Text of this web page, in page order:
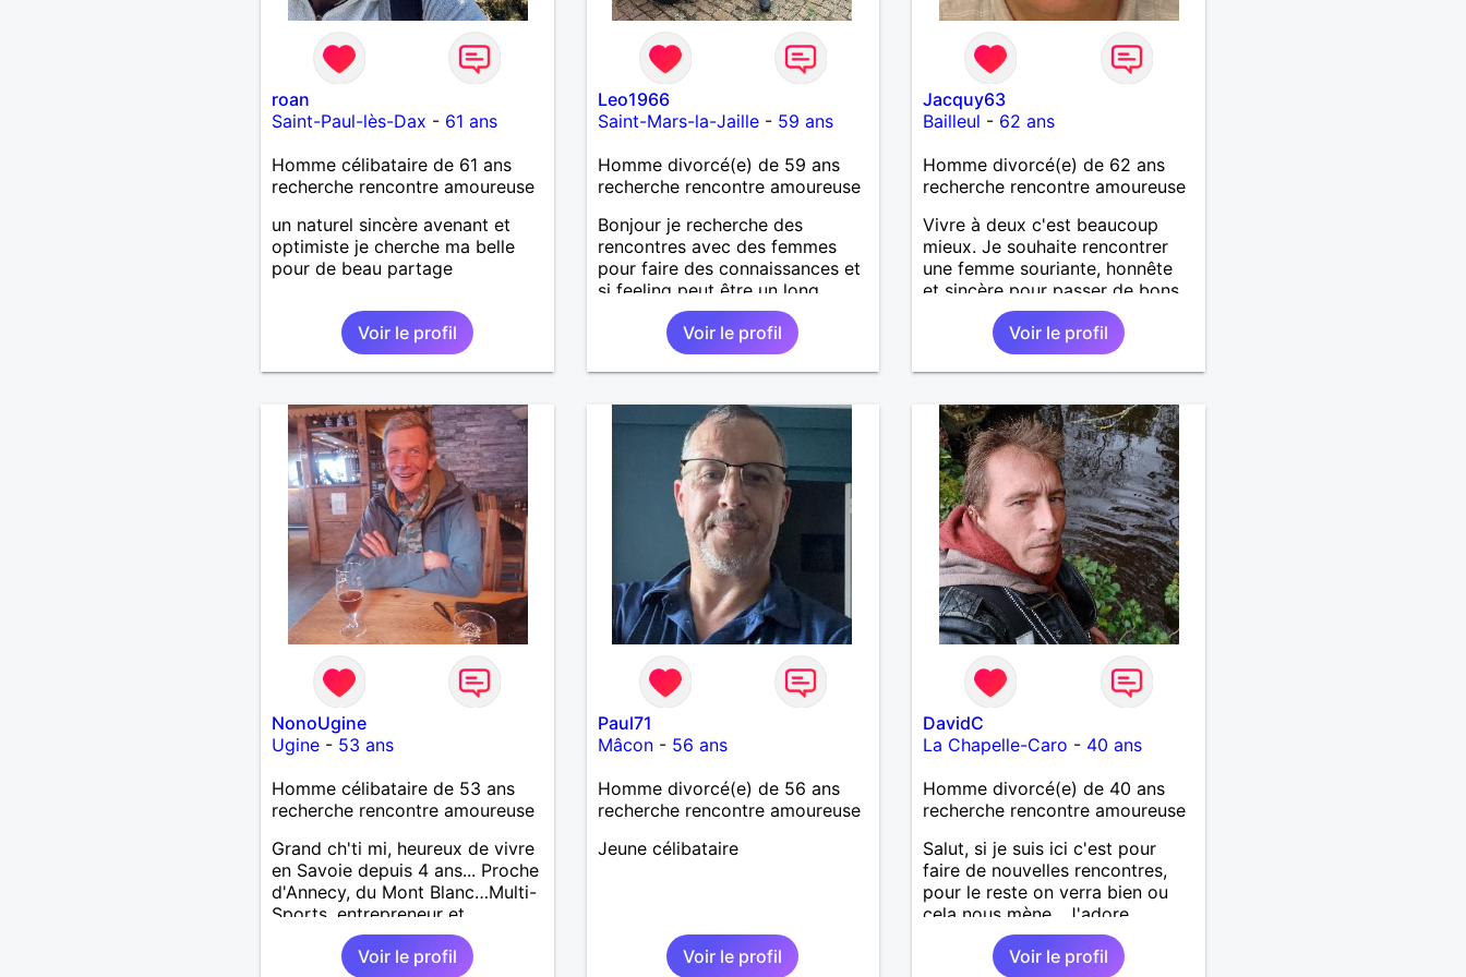
roan
Saint-Paul-lès-Dax - 61 ans
Homme célibataire de 61 ans
recherche rencontre amoureuse
un naturel sincère avenant et
optimiste je cherche ma belle
pour de beau partage
Voir le profil
Leo1966
Saint-Mars-la-Jaille- 59 ans
Homme divorcé(e) de 59 ans
recherche rencontre amoureuse
Bonjour je recherche des
rencontres avec des femmes
pour faire des connaissances et
si feeling peut être un long
chemin. Je laisse le destin nous
guider. Je suis un homme simple
honnête et fidèle.
Voir le profil
Jacquy63
Bailleul - 62 ans
Homme divorcé(e) de 62 ans
recherche rencontre amoureuse
Vivre à deux c'est beaucoup
mieux. Je souhaite rencontrer
une femme souriante, honnête
et sincère pour passer de bons
moments, qui aime plaisanter, se
balader et partager, je le
souhaite, notre complicité.
J'aime beaucoup les chantiers
se relaxer, se détendre et
finalement prendre du bon
temps. C'est difficile de tout
dire en quelques lignes. En
revanche, vous pouvez me
contacter pour avoir plus
d'informations. A bientôt
Voir le profil
NonoUgine
Ugine- 53 ans
Homme célibataire de 53 ans
recherche rencontre amoureuse
Grand ch'ti mi, heureux de vivre
en Savoie depuis 4 ans... Proche
d'Annecy, du Mont Blanc…Multi-
Sports, entrepreneur et
bénévole au Fort de Lestal
73200 Marthod (Alt. 800m)…
Voir le profil
Paul71
Mâcon- 56 ans
Homme divorcé(e) de 56 ans
recherche rencontre amoureuse
Jeune célibataire
Voir le profil
DavidC
La Chapelle-Caro - 40 ans
Homme divorcé(e) de 40 ans
recherche rencontre amoureuse
Salut, si je suis ici c'est pour
faire de nouvelles rencontres,
pour le reste on verra bien ou
cela nous mène . J'adore
découvrir de nouvelles choses ,
alors si vous voulez m'initier à
Voir le profil